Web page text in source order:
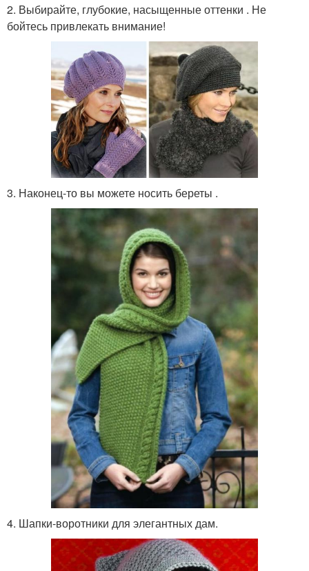
2. Выбирайте, глубокие, насыщенные оттенки . Не
бойтесь привлекать внимание!
3. Наконец-то вы можете носить береты .
4. Шапки-воротники для элегантных дам.